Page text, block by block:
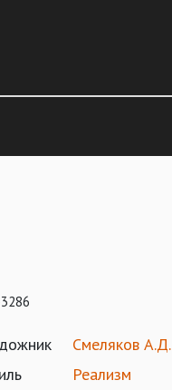
Смеляков А.Д.
Реализм